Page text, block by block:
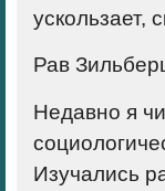
ускользает,
Рав
Недавно я
Изучались